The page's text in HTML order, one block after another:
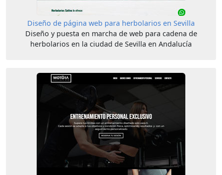
Diseño de página web para herbolarios en Sevilla
Diseño y puesta en marcha de web para cadena de
herbolarios en la ciudad de Sevilla en Andalucía